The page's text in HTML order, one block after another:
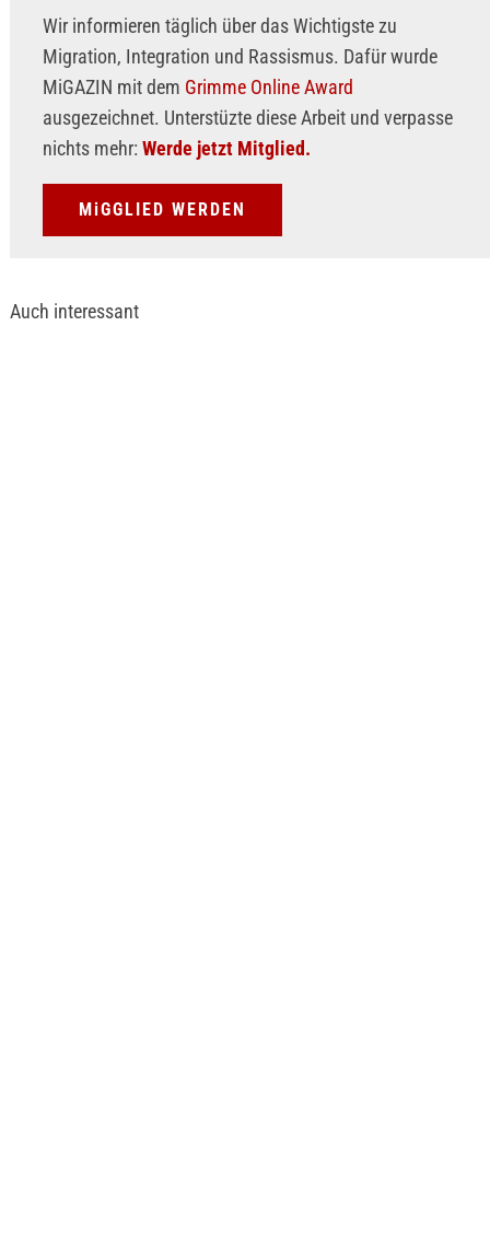
Wir informieren täglich über das Wichtigste zu
Migration, Integration und Rassismus. Dafür wurde
MiGAZIN mit dem Grimme Online Award
ausgezeichnet. Unterstüzte diese Arbeit und verpasse
nichts mehr: Werde jetzt Mitglied.
MiGGLIED WERDEN
Auch interessant